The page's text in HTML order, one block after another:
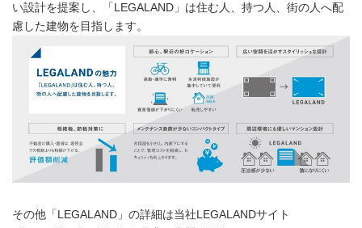
い設計を提案し、「LEGALAND」は住む人、持つ人、街の人へ配
慮した建物を目指します。
その他「LEGALAND」の詳細は当社LEGALANDサイト